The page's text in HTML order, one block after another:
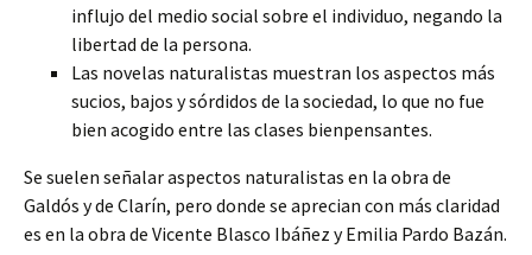
influjo del medio social sobre el individuo, negando la
libertad de la persona.
Las novelas naturalistas muestran los aspectos más
sucios, bajos y sórdidos de la sociedad, lo que no fue
bien acogido entre las clases bienpensantes.
Se suelen señalar aspectos naturalistas en la obra de
Galdós y de Clarín, pero donde se aprecian con más claridad
es en la obra de Vicente Blasco Ibáñez y Emilia Pardo Bazán.